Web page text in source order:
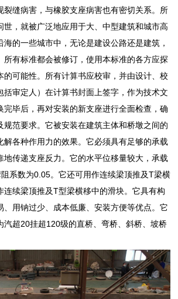
裂缝病害，与橡胶支座病害也有密切关系。所
世，就被广泛地应用于大、中型建筑和城市高
的一些城市中，无论是建设公路还是建筑，
所有标准都会被修订，使用本标准的各方应探
的可能性。所有计算书应校审，并由设计、校
括审定人）在计算书封面上签字，作为技术文
完毕后，再对安装的新支座进行全面检查，确
规范要求。它被安装在建筑主体和桥墩之间的
解各种作用力的效果。它必须具有足够的承载
地传递支座反力。它的水平位移量较大，承载
系数为0.05。它还可用作连续梁顶推及T梁横
连续梁顶推及T型梁横移中的滑块。它具有构
、用钠过少、成本低廉、安装方便等优点。它
汽超20挂超120级的直桥、弯桥、斜桥、坡桥